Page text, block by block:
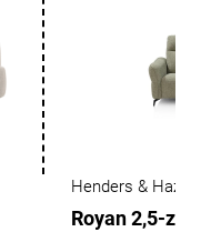
Henders & Hazel
Royan 2,5-zits